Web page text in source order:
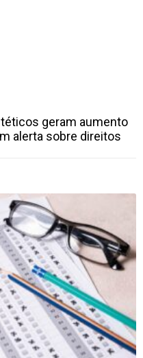
geram aumento
alerta sobre direitos